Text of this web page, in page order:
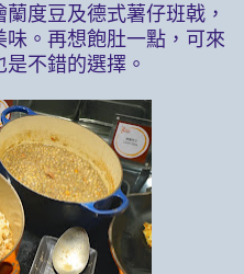
度豆及德式薯仔班戟，
。再想飽肚一點，可來
不錯的選擇。